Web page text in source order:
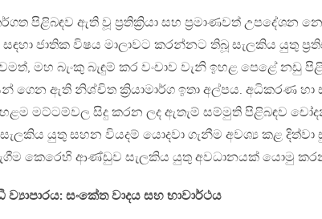
පිළිබඳව ඇති වූ ප්‍රතික්‍රියා සහ ප්‍රමාණවත් උපදේශන
ජාතික විෂය මාලාවට කරන්නට තිබූ සැලකිය යුතු
මහ බැංකු බැඳුම් කර වංචාව වැනි ඉහළ පෙළේ නඩු
ගෙන ඇති නිශ්චිත ක්‍රියාමාර්ග ඉතා අල්පය. අධිකරණ
මට්ටම්වල සිදු කරන ලද ඇතැම් සම්මුති පිළිබඳව
යුතු සහන වියදම් යොදවා ගැනීම අවශ්‍ය කළ
කෙරෙහි ආණ්ඩුව සැලකිය යුතු අවධානයක් යොමු
සංකේත වාදය සහ භාවාර්ථය